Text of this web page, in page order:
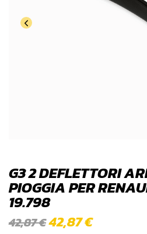
G3 2 DEFLETTORI
PIOGGIA PER
19.798
42,87€42,87€